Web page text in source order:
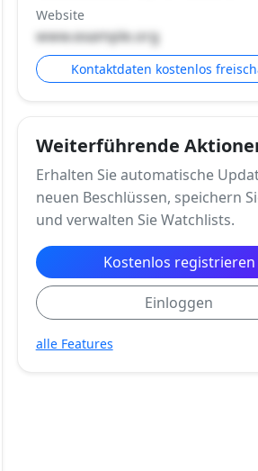
Website
www.example.org
Kontaktdaten kostenlos
Weiterführende
Erhalten Sie automatische
neuen Beschlüssen, speichern
und verwalten Sie Watchlists.
Kostenlos registrieren
Einloggen
alle Features